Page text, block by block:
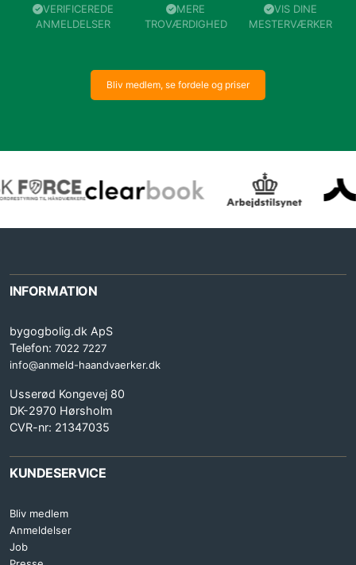
VERIFICEREDE
ANMELDELSER
MERE
TROVÆRDIGHED
VIS DINE
MESTERVÆRKER
Bliv medlem, se fordele og priser
INFORMATION
bygogbolig.dk ApS
Telefon: 7022 7227
info@anmeld-haandvaerker.dk
Usserød Kongevej 80
DK-2970 Hørsholm
CVR-nr: 21347035
KUNDESERVICE
Bliv medlem
Anmeldelser
Job